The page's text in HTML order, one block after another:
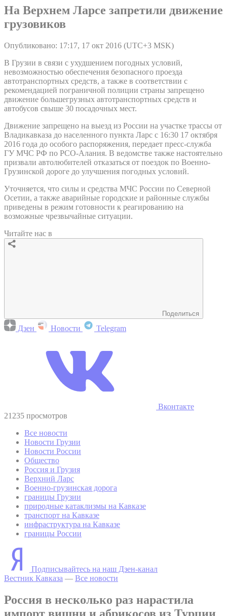
На Верхнем Ларсе запретили движение
грузовиков
Опубликовано: 17:17, 17 окт 2016 (UTC+3 MSK)
В Грузии в связи с ухудшением погодных условий,
невозможностью обеспечения безопасного проезда
автотранспортных средств, а также в соответствии с
рекомендацией пограничной полиции страны запрещено
движение большегрузных автотранспортных средств и
автобусов свыше 30 посадочных мест.
Движение запрещено на выезд из России на участке трассы от
Владикавказа до населенного пункта Ларс с 16:30 17 октября
2016 года до особого распоряжения, передает пресс-служба
ГУ МЧС РФ по РСО-Алания. В ведомстве также настоятельно
призвали автолюбителей отказаться от поездок по Военно-
Грузинской дороге до улучшения погодных условий.
Уточняется, что силы и средства МЧС России по Северной
Осетии, а также аварийные городские и районные службы
приведены в режим готовности к реагированию на
возможные чрезвычайные ситуации.
Читайте нас в
Поделиться
Дзен Новости Telegram
Вконтакте
21235 просмотров
Все новости
Новости Грузии
Новости России
Общество
Россия и Грузия
Верхний Ларс
Военно-грузинская дорога
границы Грузии
природные катаклизмы на Кавказе
транспорт на Кавказе
инфраструктура на Кавказе
границы России
Подписывайтесь на наш Дзен-канал
Вестник Кавказа — Все новости
Россия в несколько раз нарастила
импорт вишни и абрикосов из Турции